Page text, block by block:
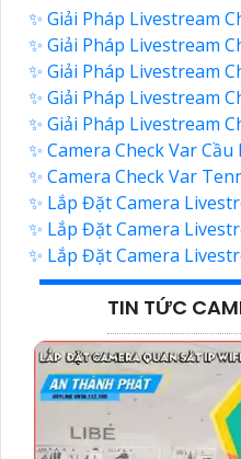
✨ Giải Pháp Livestream
✨ Giải Pháp Livestream
✨ Giải Pháp Livestream
✨ Giải Pháp Livestream
✨ Giải Pháp Livestream
✨ Camera Check Var
✨ Camera Check Var
✨ Lắp Đặt Camera
✨ Lắp Đặt Camera
✨ Lắp Đặt Camera
TIN TỨC